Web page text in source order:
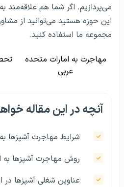
می‌پردازیم. اگر شما هم علاقه‌مند
این حوزه هستید می‌توانید از
مجموعه ما استفاده کنید.
مهاجرت به امارات متحده
عربی
آنچه در این مقاله
شرایط مهاجرت آشپزها
روش مهاجرت آشپزها به
عناوین شغلی آشپزها در